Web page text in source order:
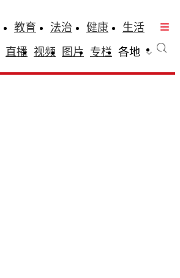
教育 法治 健康
生活
直播 视频 图片 专栏 各地